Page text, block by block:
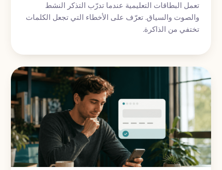
تعمل البطاقات التعليمية عندما تدرّب التذكر النشط
والصوت والسياق. تعرّف على الأخطاء التي تجعل الكلمات
تختفي من الذاكرة.